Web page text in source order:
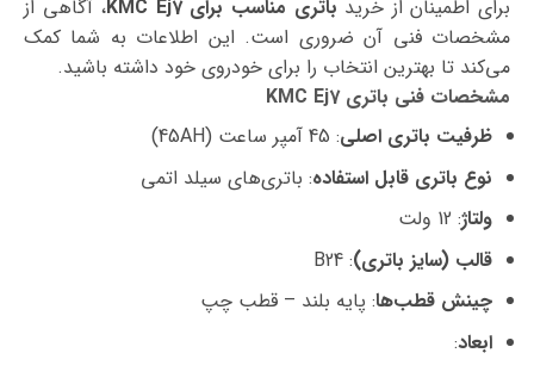
برای اطمینان از خرید باتری مناسب برای KMC Ej7
، آگاهی از
مشخصات فنی آن ضروری است. این اطلاعات به شما کمک
می‌کند تا بهترین انتخاب را برای خودروی خود داشته باشید.
مشخصات فنی باتری KMC Ej7
ظرفیت باتری اصلی: 45 آمپر ساعت (45AH)
نوع باتری قابل استفاده: باتری‌های سیلد اتمی
ولتاژ: 12 ولت
قالب (سایز باتری): B24
چینش قطب‌ها: پایه بلند – قطب چپ
ابعاد: